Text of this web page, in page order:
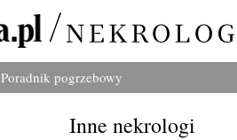
Poradnik pogrzebowy
Inne nekrologi